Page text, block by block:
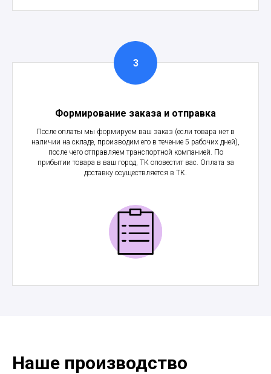
Формирование заказа и отправка
После оплаты мы формируем ваш заказ (если товара нет в
наличии на складе, производим его в течение 5 рабочих дней),
после чего отправляем транспортной компанией. По
прибытии товара в ваш город, ТК оповестит вас. Оплата за
доставку осуществляется в ТК.
Наше производство